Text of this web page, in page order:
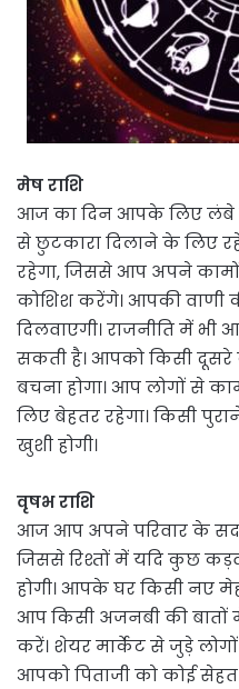
मेष राशि
आज का दिन आपके लिए लंबे
से छुटकारा दिलाने के लिए
रहेगा, जिससे आप अपने
कोशिश करेंगे। आपकी वाणी
दिलवाएगी। राजनीति में भी
सकती है। आपको किसी
बचना होगा। आप लोगों से
लिए बेहतर रहेगा। किसी
खुशी होगी।
वृषभ राशि
आज आप अपने परिवार के
जिससे रिश्तों में यदि कुछ
होगी। आपके घर किसी नए
आप किसी अजनबी की बातों
करें। शेयर मार्केट से जुड़े
आपको पिताजी को कोई